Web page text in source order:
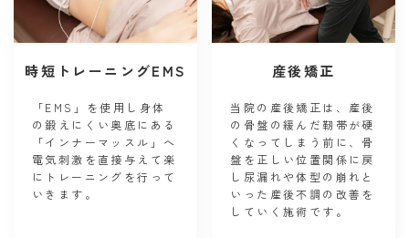
時短トレーニングEMS
「EMS」を使用し身体
の鍛えにくい奥底にある
「インナーマッスル」へ
電気刺激を直接与えて楽
にトレーニングを行って
いきます。
産後矯正
当院の産後矯正は、産後
の骨盤の緩んだ靭帯が硬
くなってしまう前に、骨
盤を正しい位置関係に戻
し尿漏れや体型の崩れと
いった産後不調の改善を
していく施術です。